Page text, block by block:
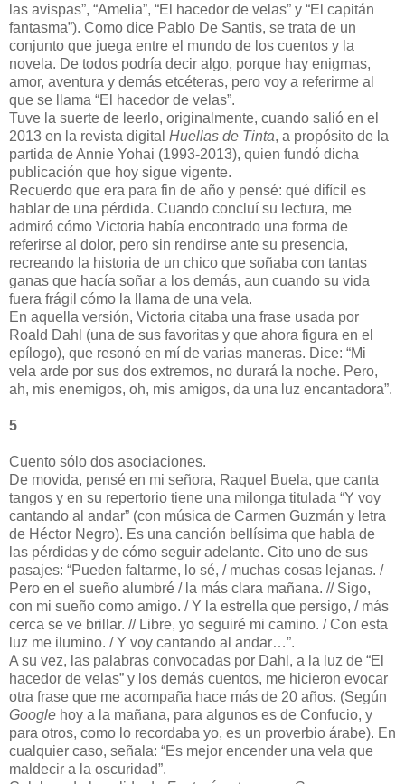
las avispas”, “Amelia”, “El hacedor de velas” y “El capitán
fantasma”). Como dice Pablo De Santis, se trata de un
conjunto que juega entre el mundo de los cuentos y la
novela. De todos podría decir algo, porque hay enigmas,
amor, aventura y demás etcéteras, pero voy a referirme al
que se llama “El hacedor de velas”.
Tuve la suerte de leerlo, originalmente, cuando salió en el
2013 en la revista digital Huellas de Tinta, a propósito de la
partida de Annie Yohai (1993-2013), quien fundó dicha
publicación que hoy sigue vigente.
Recuerdo que era para fin de año y pensé: qué difícil es
hablar de una pérdida. Cuando concluí su lectura, me
admiró cómo Victoria había encontrado una forma de
referirse al dolor, pero sin rendirse ante su presencia,
recreando la historia de un chico que soñaba con tantas
ganas que hacía soñar a los demás, aun cuando su vida
fuera frágil cómo la llama de una vela.
En aquella versión, Victoria citaba una frase usada por
Roald Dahl (una de sus favoritas y que ahora figura en el
epílogo), que resonó en mí de varias maneras. Dice: “Mi
vela arde por sus dos extremos, no durará la noche. Pero,
ah, mis enemigos, oh, mis amigos, da una luz encantadora”.
5
Cuento sólo dos asociaciones.
De movida, pensé en mi señora, Raquel Buela, que canta
tangos y en su repertorio tiene una milonga titulada “Y voy
cantando al andar” (con música de Carmen Guzmán y letra
de Héctor Negro). Es una canción bellísima que habla de
las pérdidas y de cómo seguir adelante. Cito uno de sus
pasajes: “Pueden faltarme, lo sé, / muchas cosas lejanas. /
Pero en el sueño alumbré / la más clara mañana. // Sigo,
con mi sueño como amigo. / Y la estrella que persigo, / más
cerca se ve brillar. // Libre, yo seguiré mi camino. / Con esta
luz me ilumino. / Y voy cantando al andar…”.
A su vez, las palabras convocadas por Dahl, a la luz de “El
hacedor de velas” y los demás cuentos, me hicieron evocar
otra frase que me acompaña hace más de 20 años. (Según
Google hoy a la mañana, para algunos es de Confucio, y
para otros, como lo recordaba yo, es un proverbio árabe). En
cualquier caso, señala: “Es mejor encender una vela que
maldecir a la oscuridad”.